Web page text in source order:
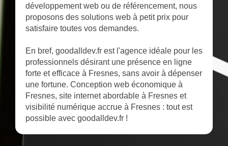
développement web ou de référencement, nous
proposons des solutions web à petit prix pour
satisfaire toutes vos demandes.
En bref, goodalldev.fr est l'agence idéale pour les
professionnels désirant une présence en ligne
forte et efficace à Fresnes, sans avoir à dépenser
une fortune. Conception web économique à
Fresnes, site internet abordable à Fresnes et
visibilité numérique accrue à Fresnes : tout est
possible avec goodalldev.fr !